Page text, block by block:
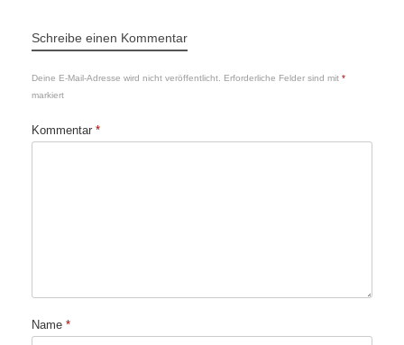
Schreibe einen Kommentar
Deine E-Mail-Adresse wird nicht veröffentlicht. Erforderliche Felder sind mit *
markiert
Kommentar *
Name *